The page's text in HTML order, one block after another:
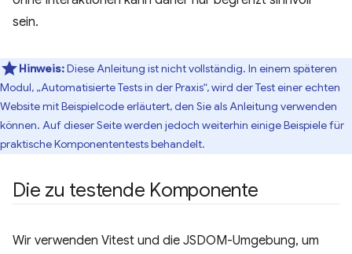
sein.
Hinweis:Diese Anleitung ist nicht vollständig. In einem späteren
Modul, „Automatisierte Tests in der Praxis“, wird der Test einer echten
Website mit Beispielcode erläutert, den Sie als Anleitung verwenden
können. Auf dieser Seite werden jedoch weiterhin einige Beispiele für
praktische Komponententests behandelt.
Die zu testende Komponente
Wir verwenden Vitest und die JSDOM-Umgebung, um